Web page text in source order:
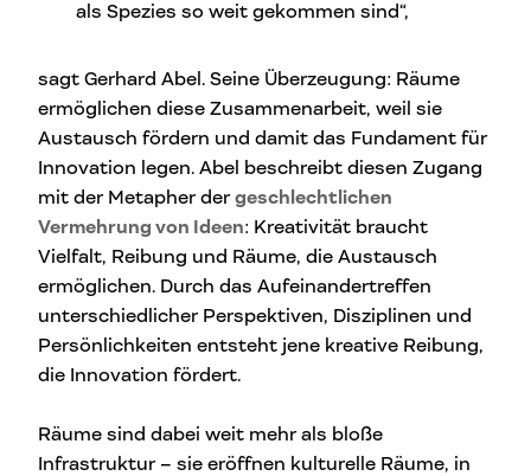
als Spezies so weit gekommen sind“,
sagt Gerhard Abel. Seine Überzeugung: Räume
ermöglichen diese Zusammenarbeit, weil sie
Austausch fördern und damit das Fundament für
Innovation legen. Abel beschreibt diesen Zugang
mit der Metapher dergeschlechtlichen
Vermehrung von Ideen: Kreativität braucht
Vielfalt, Reibung und Räume, die Austausch
ermöglichen. Durch das Aufeinandertreffen
unterschiedlicher Perspektiven, Disziplinen und
Persönlichkeiten entsteht jene kreative Reibung,
die Innovation fördert.
Räume sind dabei weit mehr als bloße
Infrastruktur – sie eröffnen kulturelle Räume, in